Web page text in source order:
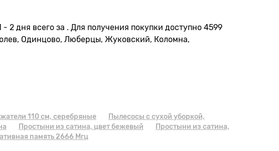
2 дня всего за . Для получения покупки доступно 4599
Одинцово, Люберцы, Жуковский, Коломна,
110 см, серебряные
Пылесосы с сухой уборкой,
Простыни из сатина, цвет бежевый
Простыни из сатина,
память 2666 Мгц